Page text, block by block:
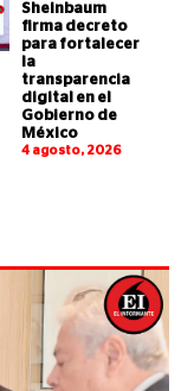
Sheinbaum
firma decreto
para fortalecer
la
transparencia
digital en el
Gobierno de
México
4 agosto, 2026